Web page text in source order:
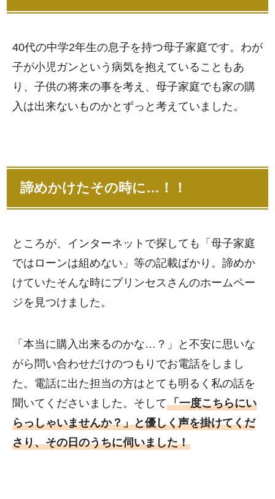
40代の中学2年生の息子を持つ母子家庭です。わが
子が小児ガンという病気を抱えていることもあ
り、子供の将来の事を考え、母子家庭でも家の購
入は出来ないものかとずっと考えていました。
諦めかけたその時に…！！
ところが、インターネットで探しても「母子家庭
ではローンは組めない」等の記載ばかり。諦めか
けていたそんな時にプリンセスさんのホームペー
ジを見つけました。
「本当に購入出来るのかな…？」と不安に思いな
がら問い合わせだけのつもりでお電話をしまし
た。電話に出た担当の方はとても明るく私の話を
聞いてくださいました。そして 「一度こちらにい
らっしゃいませんか？」と優しく声を掛けてくだ
さり、その日のうちに伺いました！